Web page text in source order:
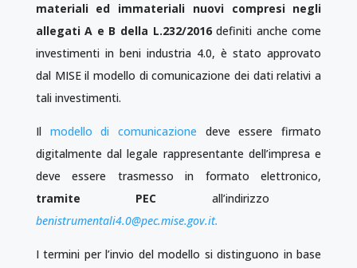
materiali ed immateriali nuovi compresi negli
allegati A e B della L.232/2016definiti anche come
investimenti in beni industria 4.0, è stato approvato
dal MISE il modello di comunicazione dei dati relativi a
tali investimenti.
Il modello di comunicazione deve essere firmato
digitalmente dal legale rappresentante dell’impresa e
deve essere trasmesso in formato elettronico,
tramite PEC all’indirizzo
benistrumentali4.0@pec.mise.gov.it.
I termini per l’invio del modello si distinguono in base